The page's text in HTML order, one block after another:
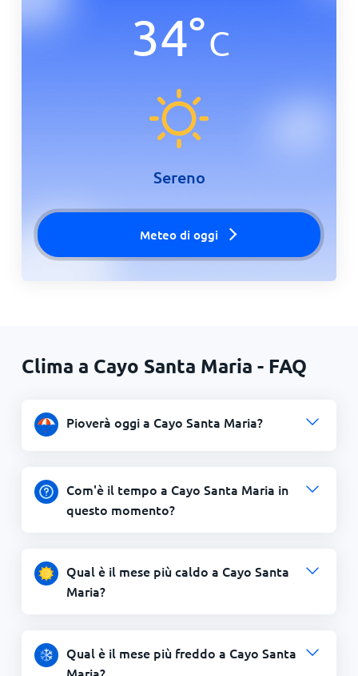
34°C
Sereno
Meteo di oggi
Clima a Cayo Santa Maria - FAQ
Pioverà oggi a Cayo Santa Maria?
Com'è il tempo a Cayo Santa Maria in
questo momento?
Qual è il mese più caldo a Cayo Santa
Maria?
Qual è il mese più freddo a Cayo Santa